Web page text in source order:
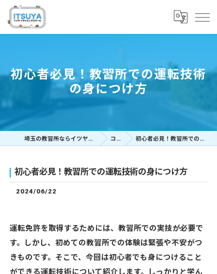
初心者必見！教習所での運転技術
の身につけ方
埼玉の教習所ならイツヤドライビングスクール コラム 初心者必見！教習所での運転技術の身につけ方
初心者必見！教習所での運転技術の身につけ方
2024/06/22
運転免許を取得するためには、教習所での実技が必要で
す。しかし、初めての教習所での体験は緊張や不安がつ
きものです。そこで、今回は初心者でも身につけること
ができる運転技術について紹介します。しっかりと学ん